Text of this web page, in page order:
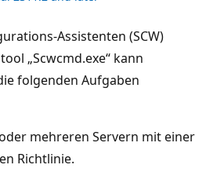
Assistenten (SCW)
„Scwcmd.exe“ kann
folgenden Aufgaben
mehreren Servern mit einer
Richtlinie.